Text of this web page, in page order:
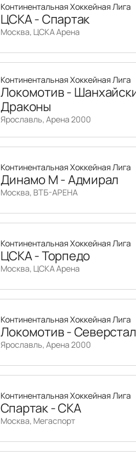
Континентальная Хоккейная Лига
ЦСКА - Спартак
Москва, ЦСКА Арена
Континентальная Хоккейная Лига
Локомотив -
Драконы
Ярославль, Арена 2000
Континентальная Хоккейная Лига
Динамо М - Адмирал
Москва, ВТБ-АРЕНА
Континентальная Хоккейная Лига
ЦСКА - Торпедо
Москва, ЦСКА Арена
Континентальная Хоккейная Лига
Локомотив -
Ярославль, Арена 2000
Континентальная Хоккейная Лига
Спартак - СКА
Москва, Мегаспорт